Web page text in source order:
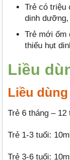
Trẻ có triệu
dinh
Trẻ mới ốm
thiếu hụt
Liều
Liều dùng
Trẻ 6 tháng –
Trẻ 1-3 tuổi:
Trẻ 3-6 tuổi: